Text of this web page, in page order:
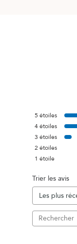
5 étoiles
4étoiles
3 étoiles
2 étoiles
1 étoile
Trier les avis